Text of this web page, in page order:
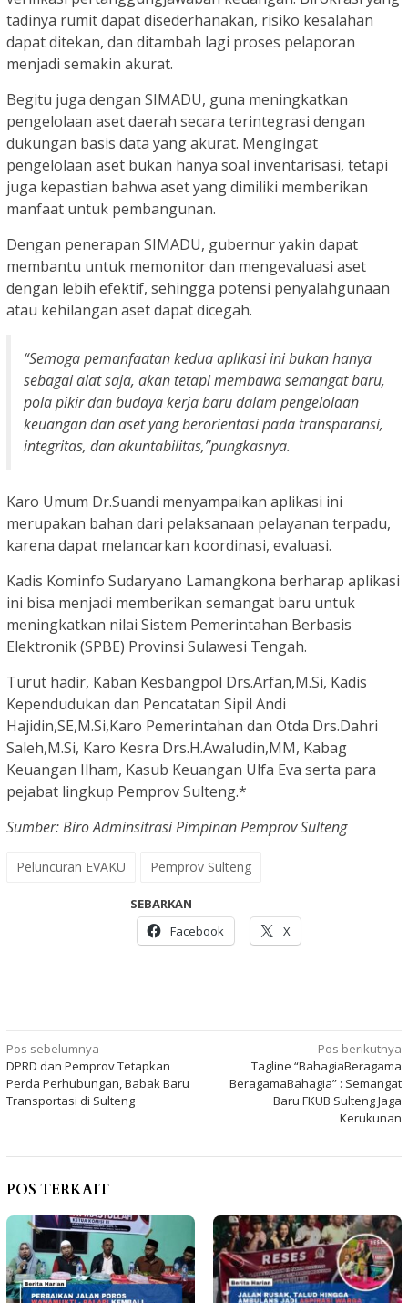
tadinya rumit dapat disederhanakan, risiko kesalahan
dapat ditekan, dan ditambah lagi proses pelaporan
menjadi semakin akurat.
Begitu juga dengan SIMADU, guna meningkatkan
pengelolaan aset daerah secara terintegrasi dengan
dukungan basis data yang akurat. Mengingat
pengelolaan aset bukan hanya soal inventarisasi, tetapi
juga kepastian bahwa aset yang dimiliki memberikan
manfaat untuk pembangunan.
Dengan penerapan SIMADU, gubernur yakin dapat
membantu untuk memonitor dan mengevaluasi aset
dengan lebih efektif, sehingga potensi penyalahgunaan
atau kehilangan aset dapat dicegah.
“Semoga pemanfaatan kedua aplikasi ini bukan hanya
sebagai alat saja, akan tetapi membawa semangat baru,
pola pikir dan budaya kerja baru dalam pengelolaan
keuangan dan aset yang berorientasi pada transparansi,
integritas, dan akuntabilitas,”pungkasnya.
Karo Umum Dr.Suandi menyampaikan aplikasi ini
merupakan bahan dari pelaksanaan pelayanan terpadu,
karena dapat melancarkan koordinasi, evaluasi.
Kadis Kominfo Sudaryano Lamangkona berharap aplikasi
ini bisa menjadi memberikan semangat baru untuk
meningkatkan nilai Sistem Pemerintahan Berbasis
Elektronik (SPBE) Provinsi Sulawesi Tengah.
Turut hadir, Kaban Kesbangpol Drs.Arfan,M.Si, Kadis
Kependudukan dan Pencatatan Sipil Andi
Hajidin,SE,M.Si,Karo Pemerintahan dan Otda Drs.Dahri
Saleh,M.Si, Karo Kesra Drs.H.Awaludin,MM, Kabag
Keuangan Ilham, Kasub Keuangan Ulfa Eva serta para
pejabat lingkup Pemprov Sulteng.*
Sumber: Biro Adminsitrasi Pimpinan Pemprov Sulteng
Peluncuran EVAKU Pemprov Sulteng
SEBARKAN
Facebook
X
Navigasi
pos
Pos sebelumnya
DPRD dan Pemprov Tetapkan
Perda Perhubungan, Babak Baru
Transportasi di Sulteng
Pos berikutnya
Tagline “BahagiaBeragama
BeragamaBahagia” : Semangat
Baru FKUB Sulteng Jaga
Kerukunan
POS TERKAIT